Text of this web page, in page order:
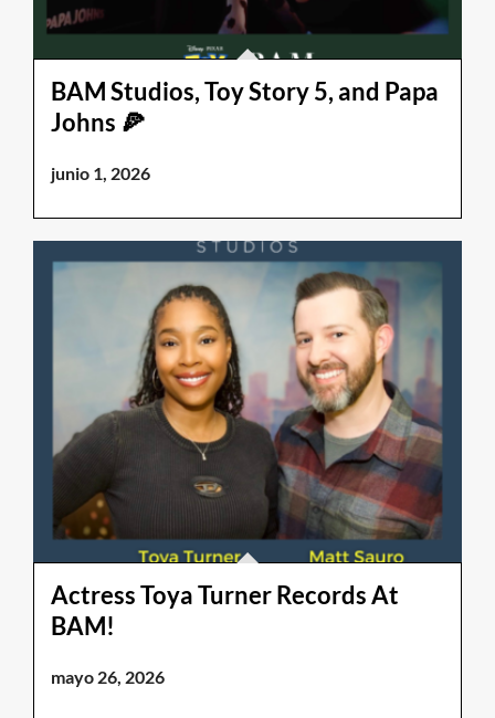
BAM Studios, Toy Story 5, and Papa
Johns 🍕
junio 1, 2026
Actress Toya Turner Records At
BAM!
mayo 26, 2026